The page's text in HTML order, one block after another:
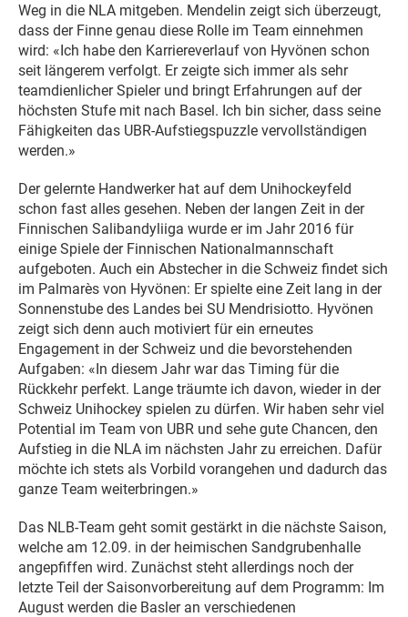
Weg in die NLA mitgeben. Mendelin zeigt sich überzeugt,
dass der Finne genau diese Rolle im Team einnehmen
wird: «Ich habe den Karriereverlauf von Hyvönen schon
seit längerem verfolgt. Er zeigte sich immer als sehr
teamdienlicher Spieler und bringt Erfahrungen auf der
höchsten Stufe mit nach Basel. Ich bin sicher, dass seine
Fähigkeiten das UBR-Aufstiegspuzzle vervollständigen
werden.»
Der gelernte Handwerker hat auf dem Unihockeyfeld
schon fast alles gesehen. Neben der langen Zeit in der
Finnischen Salibandyliiga wurde er im Jahr 2016 für
einige Spiele der Finnischen Nationalmannschaft
aufgeboten. Auch ein Abstecher in die Schweiz findet sich
im Palmarès von Hyvönen: Er spielte eine Zeit lang in der
Sonnenstube des Landes bei SU Mendrisiotto. Hyvönen
zeigt sich denn auch motiviert für ein erneutes
Engagement in der Schweiz und die bevorstehenden
Aufgaben: «In diesem Jahr war das Timing für die
Rückkehr perfekt. Lange träumte ich davon, wieder in der
Schweiz Unihockey spielen zu dürfen. Wir haben sehr viel
Potential im Team von UBR und sehe gute Chancen, den
Aufstieg in die NLA im nächsten Jahr zu erreichen. Dafür
möchte ich stets als Vorbild vorangehen und dadurch das
ganze Team weiterbringen.»
Das NLB-Team geht somit gestärkt in die nächste Saison,
welche am 12.09. in der heimischen Sandgrubenhalle
angepfiffen wird. Zunächst steht allerdings noch der
letzte Teil der Saisonvorbereitung auf dem Programm: Im
August werden die Basler an verschiedenen